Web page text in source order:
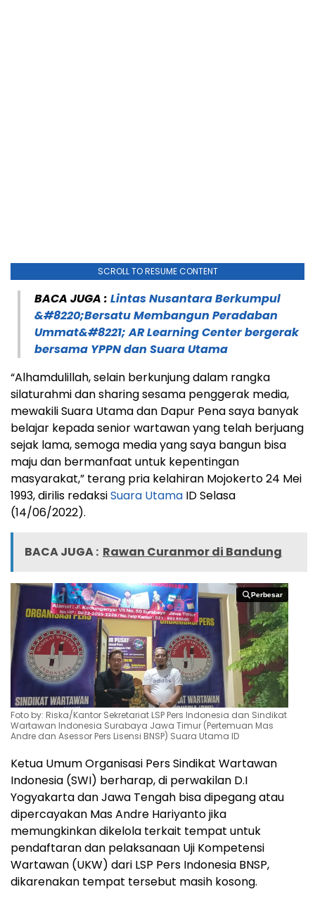
SCROLL TO RESUME CONTENT
BACA JUGA : Lintas Nusantara Berkumpul
&#8220;Bersatu Membangun Peradaban
Ummat&#8221; AR Learning Center bergerak
bersama YPPN dan Suara Utama
“Alhamdulillah, selain berkunjung dalam rangka
silaturahmi dan sharing sesama penggerak media,
mewakili Suara Utama dan Dapur Pena saya banyak
belajar kepada senior wartawan yang telah berjuang
sejak lama, semoga media yang saya bangun bisa
maju dan bermanfaat untuk kepentingan
masyarakat,” terang pria kelahiran Mojokerto 24 Mei
1993, dirilis redaksiSuara Utama ID Selasa
(14/06/2022).
BACA JUGA : Rawan Curanmor di Bandung
Perbesar
Perbesar
Foto by: Riska/Kantor Sekretariat LSP Pers Indonesia dan Sindikat
Wartawan Indonesia Surabaya Jawa Timur (Pertemuan Mas
Andre dan Asessor Pers Lisensi BNSP) Suara Utama ID
Ketua Umum Organisasi Pers Sindikat Wartawan
Indonesia (SWI) berharap, di perwakilan D.I
Yogyakarta dan Jawa Tengah bisa dipegang atau
dipercayakan Mas Andre Hariyanto jika
memungkinkan dikelola terkait tempat untuk
pendaftaran dan pelaksanaan Uji Kompetensi
Wartawan (UKW) dari LSP Pers Indonesia BNSP,
dikarenakan tempat tersebut masih kosong.